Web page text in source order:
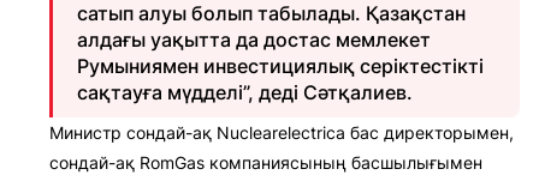
сатып алуы болып табылады. Қазақстан
алдағы уақытта да достас мемлекет
Румыниямен инвестициялық серіктестікті
сақтауға мүдделі”, деді Сәтқалиев.
Министр сондай-ақ Nuclearelectrica бас директорымен,
сондай-ақ RomGas компаниясының басшылығымен